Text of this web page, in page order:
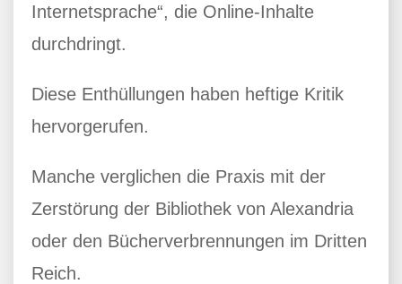
Internetsprache“, die Online-Inhalte
durchdringt.
Diese Enthüllungen haben heftige Kritik
hervorgerufen.
Manche verglichen die Praxis mit der
Zerstörung der Bibliothek von Alexandria
oder den Bücherverbrennungen im Dritten
Reich.